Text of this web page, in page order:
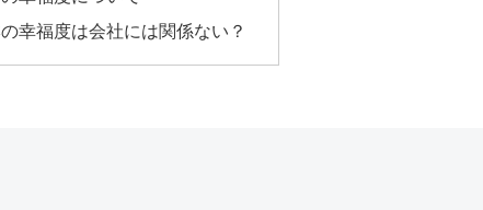
幸福度は会社には関係ない？